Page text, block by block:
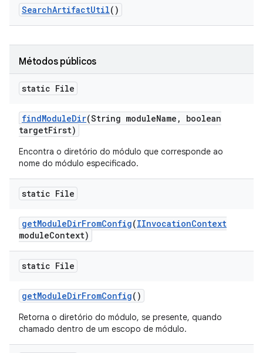
SearchArtifactUtil()
Métodos públicos
static File
findModuleDir(String moduleName ,
boolean
targetFirst)
Encontra o diretório do módulo que corresponde ao
nome do módulo especificado.
static File
getModuleDirFromConfig(IInvocationContext
moduleContext)
static File
getModuleDirFromConfig()
Retorna o diretório do módulo, se presente, quando
chamado dentro de um escopo de módulo.